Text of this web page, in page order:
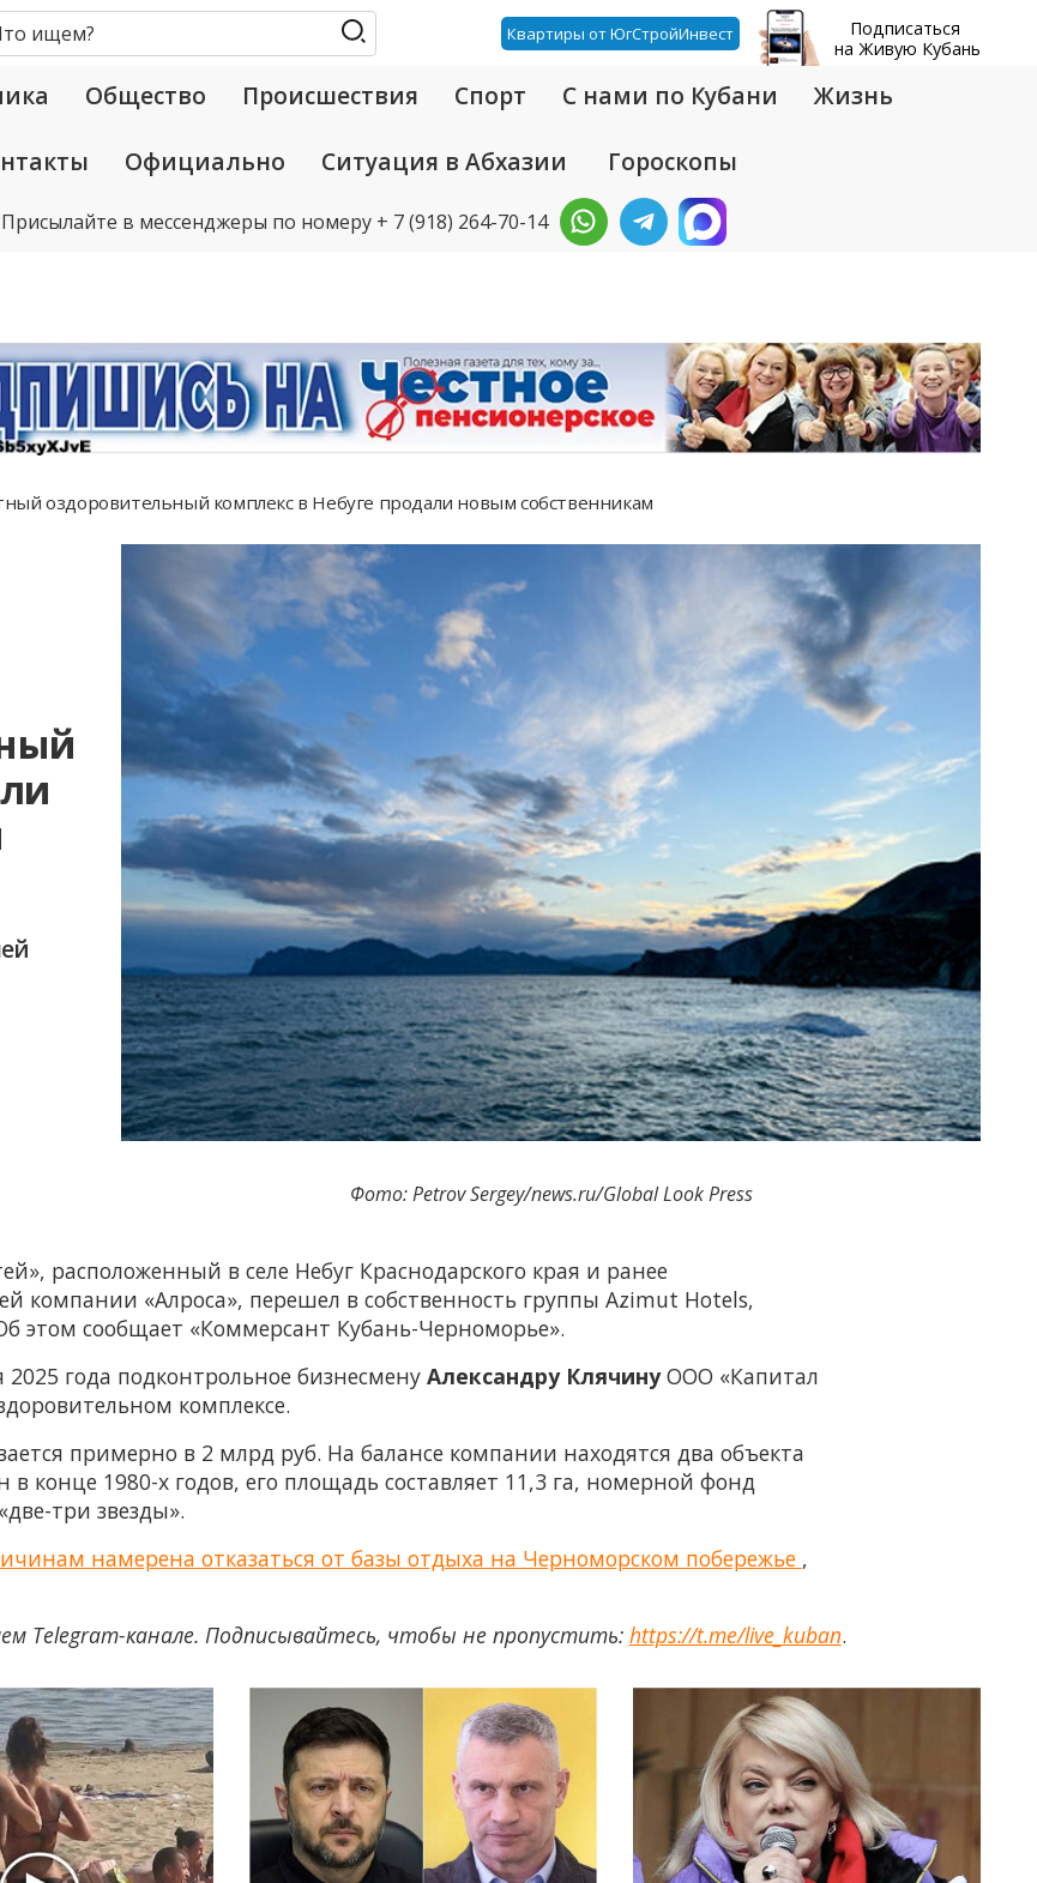
Квартиры от ЮгСтройИнвест
Подписаться
на Живую Кубань
Общество Происшествия Спорт С нами по Кубани Жизнь
Официально Ситуация в Абхазии Гороскопы
Присылайте в мессенджеры по номеру + 7 (918) 264-70-14
оздоровительный комплекс в Небуге продали новым собственникам
Фото: Petrov Sergey/news.ru/Global Look Press
расположенный в селе Небуг Краснодарского края и ранее
«Алроса», перешел в собственность группы Azimut Hotels,
этом сообщает «Коммерсант Кубань-Черноморье».
года подконтрольное бизнесмену Александру КлячинуООО «Капитал
комплексе.
примерно в 2 млрд руб. На балансе компании находятся два объекта
конце 1980-х годов, его площадь составляет 11,3 га, номерной фонд
три звезды».
намерена отказаться от базы отдыха на Черноморском побережье ,
Telegram-канале. Подписывайтесь, чтобы не пропустить: https://t.me/live_kuban.